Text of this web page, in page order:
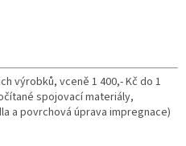
výrobků, vceně 1 400,- Kč do 1
spojovací materiály,
a povrchová úprava impregnace)